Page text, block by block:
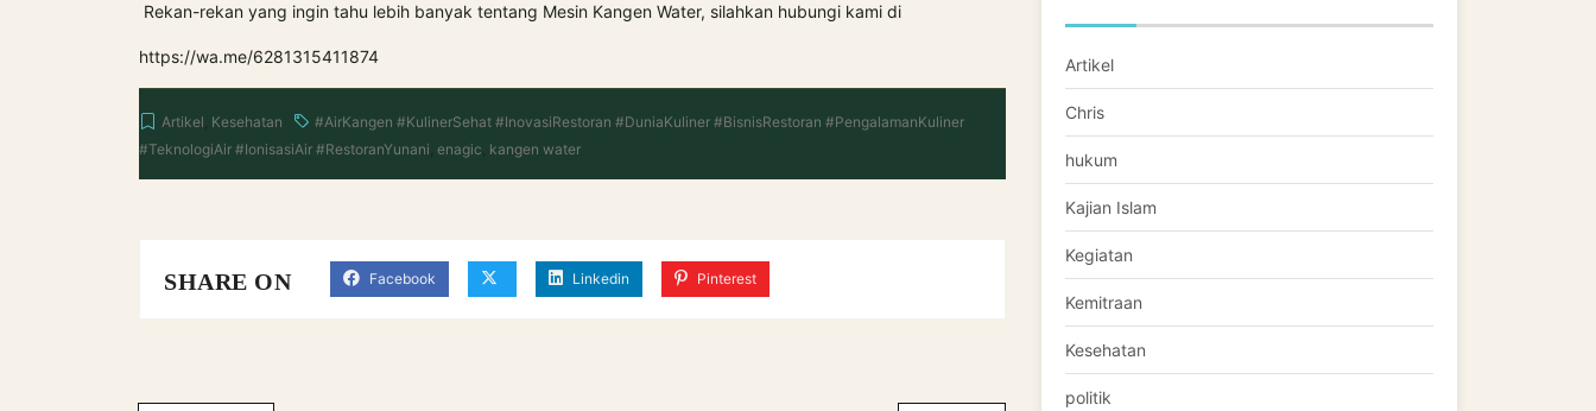
Rekan-rekan yang ingin tahu lebih banyak tentang Mesin Kangen Water, silahkan hubungi kami di
https://wa.me/6281315411874
Artikel Kesehatan
#AirKangen #KulinerSehat #InovasiRestoran #DuniaKuliner #BisnisRestoran #PengalamanKuliner
#TeknologiAir #IonisasiAir #RestoranYunani enagic kangen water
SHARE ON Facebook Linkedin Pinterest
Artikel
Chris
hukum
Kajian Islam
Kegiatan
Kemitraan
Kesehatan
politik